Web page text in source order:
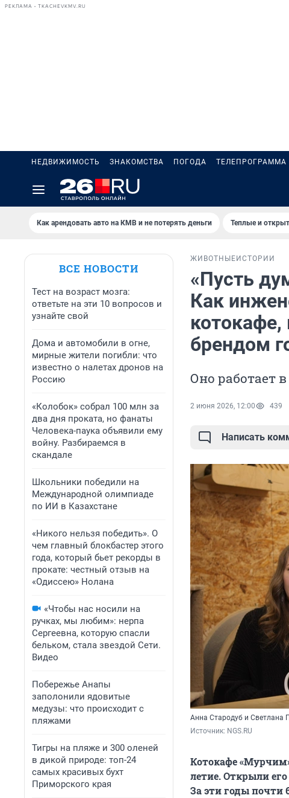
РЕКЛАМА • TKACHEVKMV.RU
НЕДВИЖИМОСТЬ ЗНАКОМСТВА ПОГОДА ТЕЛЕПРОГРАММА
Как арендовать авто на КМВ и не потерять деньги Теплые и
ВСЕ НОВОСТИ
Тест на возраст мозга:
ответьте на эти 10 вопросов и
узнайте свой
Дома и автомобили в огне,
мирные жители погибли: что
известно о налетах дронов на
Россию
«Колобок» собрал 100 млн за
два дня проката, но фанаты
Человека-паука объявили ему
войну. Разбираемся в
скандале
Школьники победили на
Международной олимпиаде
по ИИ в Казахстане
«Никого нельзя победить». О
чем главный блокбастер этого
года, который бьет рекорды в
прокате: честный отзыв на
«Одиссею» Нолана
«Чтобы нас носили на
ручках, мы любим»: нерпа
Сергеевна, которую спасли
бельком, стала звездой Сети.
Видео
Побережье Анапы
заполонили ядовитые
медузы: что происходит с
пляжами
Тигры на пляже и 300 оленей
в дикой природе: топ-24
самых красивых бухт
Приморского края
ЖИВОТНЫЕ ИСТОРИИ
«Пусть
Как
котокафе,
брендом
Оно работает
2 июня 2026, 12:00 439
Написать
Анна Стародуб и Светлана
Источник: NGS.RU
Котокафе
летие. Открыли
За эти годы почти